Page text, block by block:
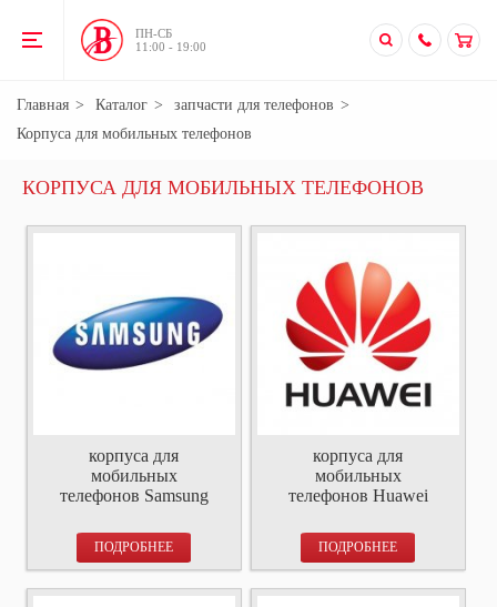
ПН-CБ
11:00 - 19:00
Главная Каталог
запчасти для телефонов
Корпуса для мобильных телефонов
КОРПУСА ДЛЯ МОБИЛЬНЫХ ТЕЛЕФОНОВ
корпуса для
мобильных
телефонов Samsung
ПОДРОБНЕЕ
корпуса для
мобильных
телефонов Huawei
ПОДРОБНЕЕ